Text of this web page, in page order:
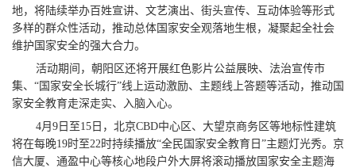
地，将陆续举办百姓宣讲、文艺演出、街头宣传、互动体验等形式
多样的群众性活动，推动总体国家安全观落地生根，凝聚起全社会
维护国家安全的强大合力。
活动期间，朝阳区还将开展红色影片公益展映、法治宣传市
集、“国家安全长城行”线上运动激励、主题线上答题等活动，推动国
家安全教育走深走实、入脑入心。
4月9日至15日，北京CBD中心区、大望京商务区等地标性建筑
将在每晚19时至22时持续播放“全民国家安全教育日”主题灯光秀。京
信大厦、通盈中心等核心地段户外大屏将滚动播放国家安全主题海